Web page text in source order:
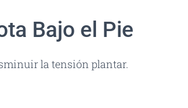
Bajo el Pie
la tensión plantar.